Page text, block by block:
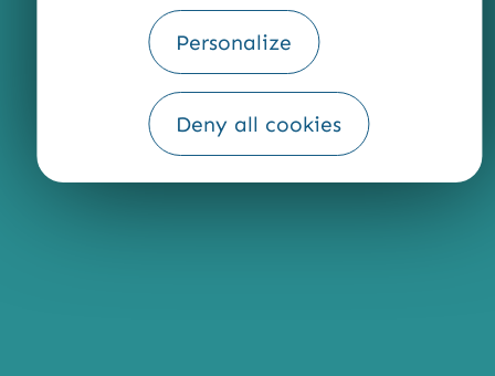
Personalize
Deny all cookies
Fourni par
Traduction